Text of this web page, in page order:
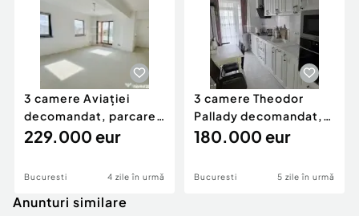
3 camere Aviației
decomandat, parcare,
et. 2, an 2016, 96 m
229.000 eur
Bucuresti 4 zile în urmă
3 camere Theodor
Pallady decomandat,
centrală, et. 3, an 20
180.000 eur
Bucuresti 5 zile în urmă
Anunturi similare